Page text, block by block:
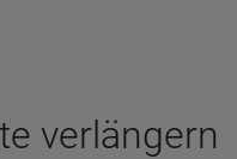
verlängern